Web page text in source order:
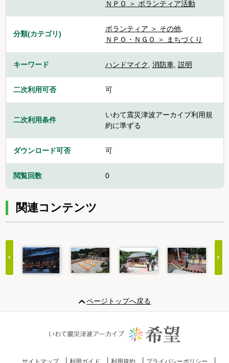
ＮＰＯ ＞ ボランティア活動
分類(カテゴリ)
ボランティア ＞ その他,
ＮＰＯ・ＮＧＯ ＞ まちづくり
キーワード ハンドマイク, 消防車, 説明
二次利用可否 可
二次利用条件
いわて震災津波アーカイブ利用規
約に準ずる
ダウンロード可否 可
閲覧回数 0
関連コンテンツ
20
ページトップへ戻る
サイトマップ 利用ガイド 利用規約 プライバシーポリシー